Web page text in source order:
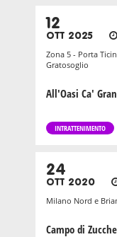
12
OTT 2025
Zona 5 - Porta
Gratosoglio
All'Oasi Ca'
INTRATTENIMENTO
24
OTT 2020
Milano Nord e
Campo di